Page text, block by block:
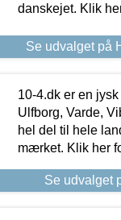
danskejet. Klik
Se udvalget på
10-4.dk er en
Ulfborg, Varde,
hel del til hele
mærket. Klik her
Se udvalget